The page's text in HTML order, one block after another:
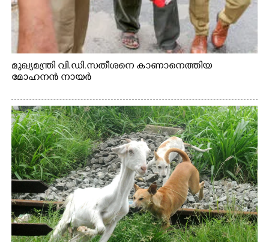
മുഖ്യമന്ത്രി വി.ഡി.സതീശനെ കാണാനെത്തിയ
മോഹനൻ നായർ